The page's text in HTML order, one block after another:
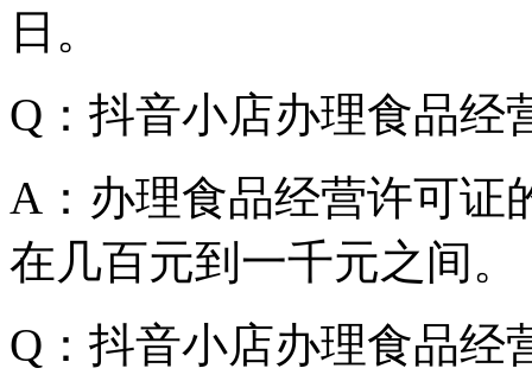
日。
Q：抖音小店办理食品经
A：办理食品经营许可证
在几百元到一千元之间。
Q：抖音小店办理食品经